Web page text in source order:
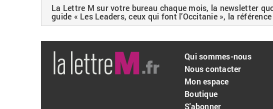
La Lettre M sur votre bureau chaque mois, la newsletter
guide « Les Leaders, ceux qui font l’Occitanie », la
Qui sommes-nous
Nous contacter
Mon espace
Boutique
S'abonner